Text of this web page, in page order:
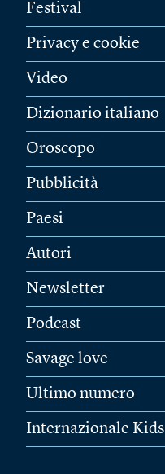
Festival
Privacy e cookie
Video
Dizionario italiano
Oroscopo
Pubblicità
Paesi
Autori
Newsletter
Podcast
Savage love
Ultimo numero
Internazionale Kids